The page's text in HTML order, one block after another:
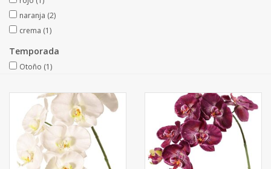
decoración
Coronas de flores
naranja (2)
crema (1)
Temporada
Otoño (1)